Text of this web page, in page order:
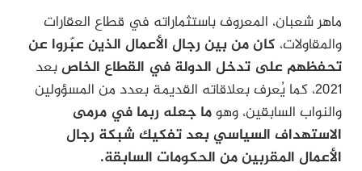
ماهر شعبان، المعروف باستثماراته في قطاع العقارات
والمقاولات، كان من بين رجال الأعمال الذين عبّروا عن
تحفظهم على تدخل الدولة في القطاع الخاصبعد
2021، كما يُعرف بعلاقاته القديمة بعدد من المسؤولين
والنواب السابقين، وهوما جعله ربما في مرمى
الاستهداف السياسي بعد تفكيك شبكة رجال
الأعمال المقربين من الحكومات السابقة.